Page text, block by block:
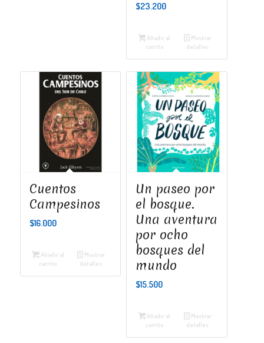
$23.200
Añadir al
carrito
Mostrar
detalles
Cuentos
Campesinos
$16.000
Añadir al
carrito
Mostrar
detalles
Un paseo por
el bosque.
Una aventura
por ocho
bosques del
mundo
$15.500
Añadir al
carrito
Mostrar
detalles